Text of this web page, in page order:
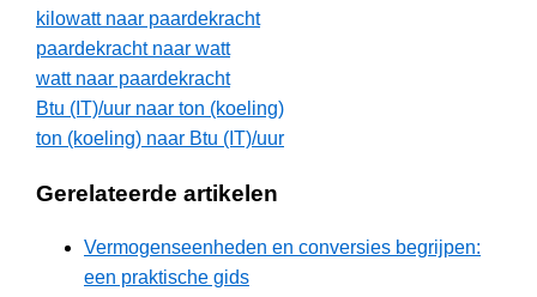
kilowatt naar paardekracht
paardekracht naar watt
watt naar paardekracht
Btu (IT)/uur naar ton (koeling)
ton (koeling) naar Btu (IT)/uur
Gerelateerde artikelen
Vermogenseenheden en conversies begrijpen:
een praktische gids